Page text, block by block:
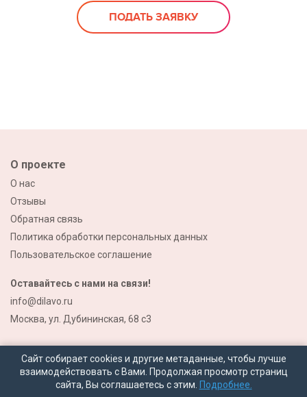
ПОДАТЬ ЗАЯВКУ
© 2026 Все права защищены
О проекте
О нас
Отзывы
Обратная связь
Политика обработки персональных данных
Пользовательское соглашение
Оставайтесь с нами на связи!
info@dilavo.ru
Москва, ул. Дубининская, 68 с3
Сайт собирает cookies и другие метаданные, чтобы лучше
взаимодействовать с Вами. Продолжая просмотр страниц
сайта, Вы соглашаетесь с этим. Подробнее.